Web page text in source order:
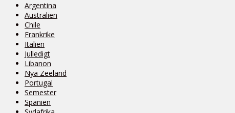
Argentina
Australien
Chile
Frankrike
Italien
Julledigt
Libanon
Nya Zeeland
Portugal
Semester
Spanien